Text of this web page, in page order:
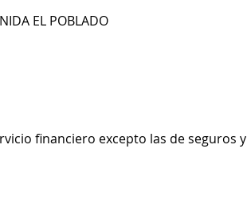
EL POBLADO
financiero excepto las de seguros y